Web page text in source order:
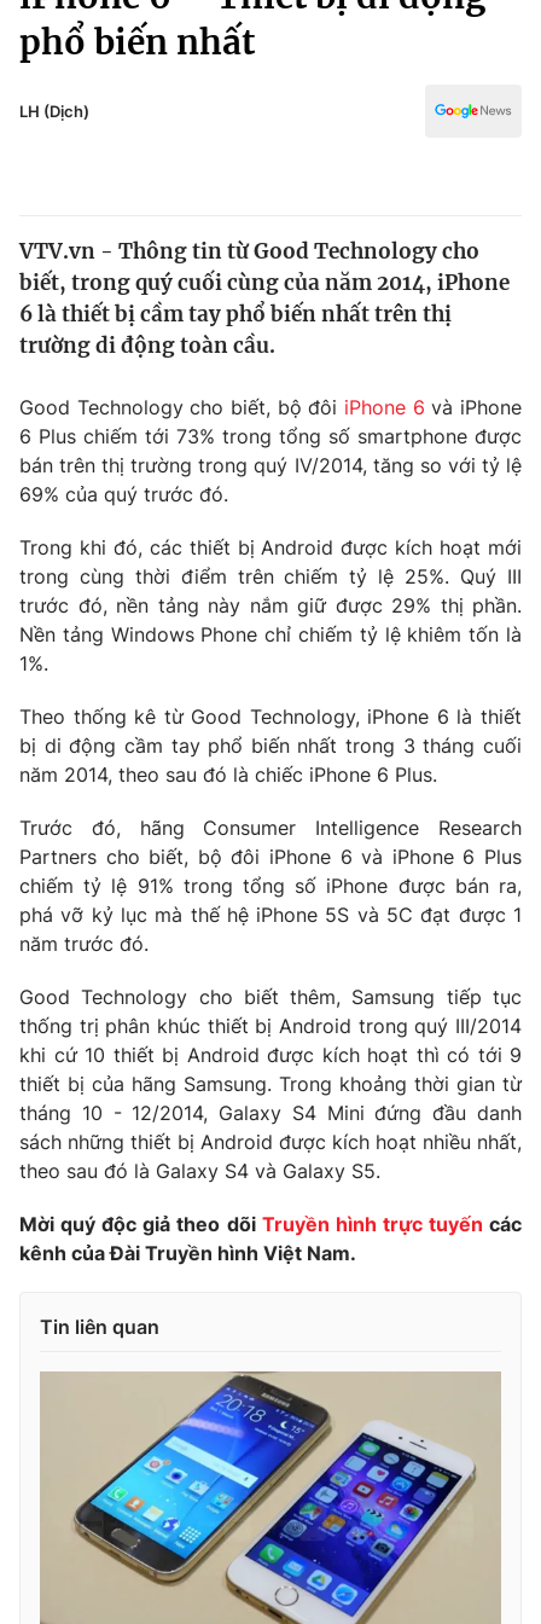
Chính trị
Thế giới
Tin tức
Câu chuyện quốc tế
Kinh tế
Tài chính
Thị trường
Góc doanh nghiệp
Dữ liệu và đời sống
Truyền hình
Phim VTV
Hậu trường
Nhân vật
Giải sao mai
Giải trí
Điện ảnh
Âm nhạc
Sao
Đời sống
Làm đẹp
Chất lượng cuộc sống
Giáo dục
Tuyển sinh
Công nghệ
Hitech Công nghệ tương lai
Sản phẩm
Thị trường
Giao lưu trực tuyến
Lịch phát sóng
Chuyên mục khác
Emagazine Podcast
Photo Infographic
VTV Money VTV Thể thao
VTV Sức khoẻ
Tấm lòng Việt
Vươn mình bằng AI
VTV8
English
Truyền hình
Văn hóa - Giải trí
Đời sống
phổ biến nhất
LH (Dịch)
VTV.vn - Thông tin từ Good Technology cho
biết, trong quý cuối cùng của năm 2014, iPhone
6 là thiết bị cầm tay phổ biến nhất trên thị
trường di động toàn cầu.
Good Technology cho biết, bộ đôi iPhone 6 và iPhone
6 Plus chiếm tới 73% trong tổng số smartphone được
bán trên thị trường trong quý IV/2014, tăng so với tỷ lệ
69% của quý trước đó.
Trong khi đó, các thiết bị Android được kích hoạt mới
trong cùng thời điểm trên chiếm tỷ lệ 25%. Quý III
trước đó, nền tảng này nắm giữ được 29% thị phần.
Nền tảng Windows Phone chỉ chiếm tỷ lệ khiêm tốn là
1%.
Theo thống kê từ Good Technology, iPhone 6 là thiết
bị di động cầm tay phổ biến nhất trong 3 tháng cuối
năm 2014, theo sau đó là chiếc iPhone 6 Plus.
Trước đó, hãng Consumer Intelligence Research
Partners cho biết, bộ đôi iPhone 6 và iPhone 6 Plus
chiếm tỷ lệ 91% trong tổng số iPhone được bán ra,
phá vỡ kỷ lục mà thế hệ iPhone 5S và 5C đạt được 1
năm trước đó.
Good Technology cho biết thêm, Samsung tiếp tục
thống trị phân khúc thiết bị Android trong quý III/2014
khi cứ 10 thiết bị Android được kích hoạt thì có tới 9
thiết bị của hãng Samsung. Trong khoảng thời gian từ
tháng 10 - 12/2014, Galaxy S4 Mini đứng đầu danh
sách những thiết bị Android được kích hoạt nhiều nhất,
theo sau đó là Galaxy S4 và Galaxy S5.
Mời quý độc giả theo dõi Truyền hình trực tuyến các
kênh của Đài Truyền hình Việt Nam.
Tin liên quan